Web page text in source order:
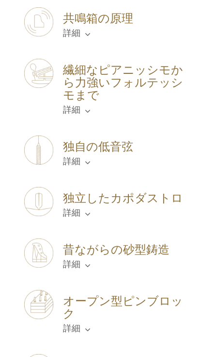
共鳴箱の原理
詳細
繊細なピアニッシモか
ら力強いフォルテッシ
モまで
詳細
独自の低音弦
詳細
独立したカポダストロ
詳細
昔ながらの砂型鋳造
詳細
オープン型ピンブロッ
ク
詳細